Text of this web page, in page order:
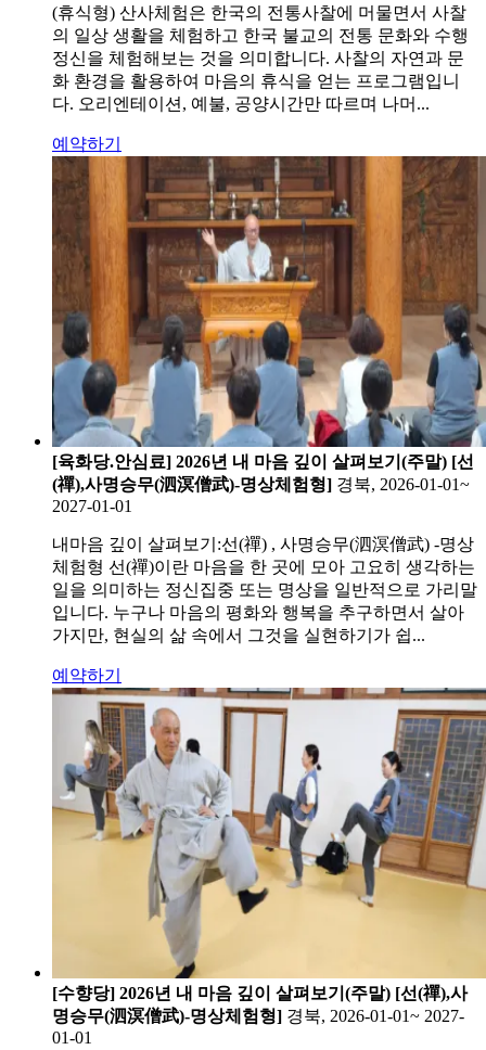
(휴식형) 산사체험은 한국의 전통사찰에 머물면서 사찰
의 일상 생활을 체험하고 한국 불교의 전통 문화와 수행
정신을 체험해보는 것을 의미합니다. 사찰의 자연과 문
화 환경을 활용하여 마음의 휴식을 얻는 프로그램입니
다. 오리엔테이션, 예불, 공양시간만 따르며 나머...
예약하기
[육화당.안심료] 2026년 내 마음 깊이 살펴보기(주말) [선
(禪),사명승무(泗溟僧武)-명상체험형] 경북, 2026-01-01~
2027-01-01
내마음 깊이 살펴보기:선(禪) , 사명승무(泗溟僧武) -명상
체험형 선(禪)이란 마음을 한 곳에 모아 고요히 생각하는
일을 의미하는 정신집중 또는 명상을 일반적으로 가리말
입니다. 누구나 마음의 평화와 행복을 추구하면서 살아
가지만, 현실의 삶 속에서 그것을 실현하기가 쉽...
예약하기
[수향당] 2026년 내 마음 깊이 살펴보기(주말) [선(禪),사
명승무(泗溟僧武)-명상체험형] 경북, 2026-01-01~ 2027-
01-01